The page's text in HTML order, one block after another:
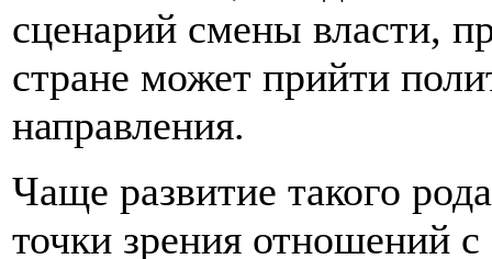
сценарий смены власти,
стране может прийти
направления.
Чаще развитие такого
точки зрения отношений